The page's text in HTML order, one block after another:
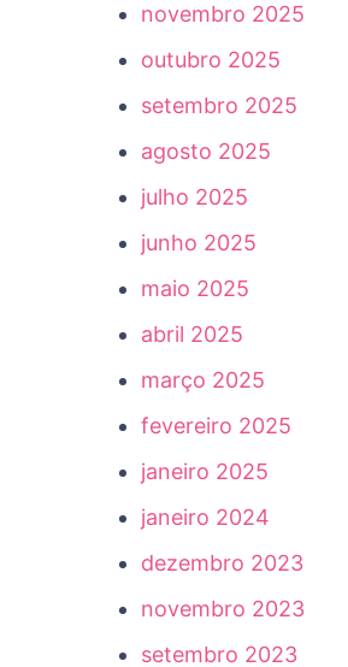
novembro 2025
outubro 2025
setembro 2025
agosto 2025
julho 2025
junho 2025
maio 2025
abril 2025
março 2025
fevereiro 2025
janeiro 2025
janeiro 2024
dezembro 2023
novembro 2023
setembro 2023